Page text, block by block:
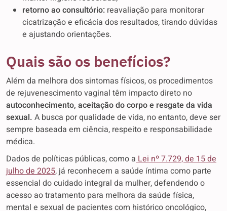
retorno ao consultório: reavaliação para monitorar
cicatrização e eficácia dos resultados, tirando dúvidas
e ajustando orientações.
Quais são os benefícios?
Além da melhora dos sintomas físicos, os procedimentos
de rejuvenescimento vaginal têm impacto direto no
autoconhecimento, aceitação do corpo e resgate da vida
sexual. A busca por qualidade de vida, no entanto, deve ser
sempre baseada em ciência, respeito e responsabilidade
médica.
Dados de políticas públicas, como aLei nº 7.729, de 15 de
julho de 2025, já reconhecem a saúde íntima como parte
essencial do cuidado integral da mulher, defendendo o
acesso ao tratamento para melhora da saúde física,
mental e sexual de pacientes com histórico oncológico,